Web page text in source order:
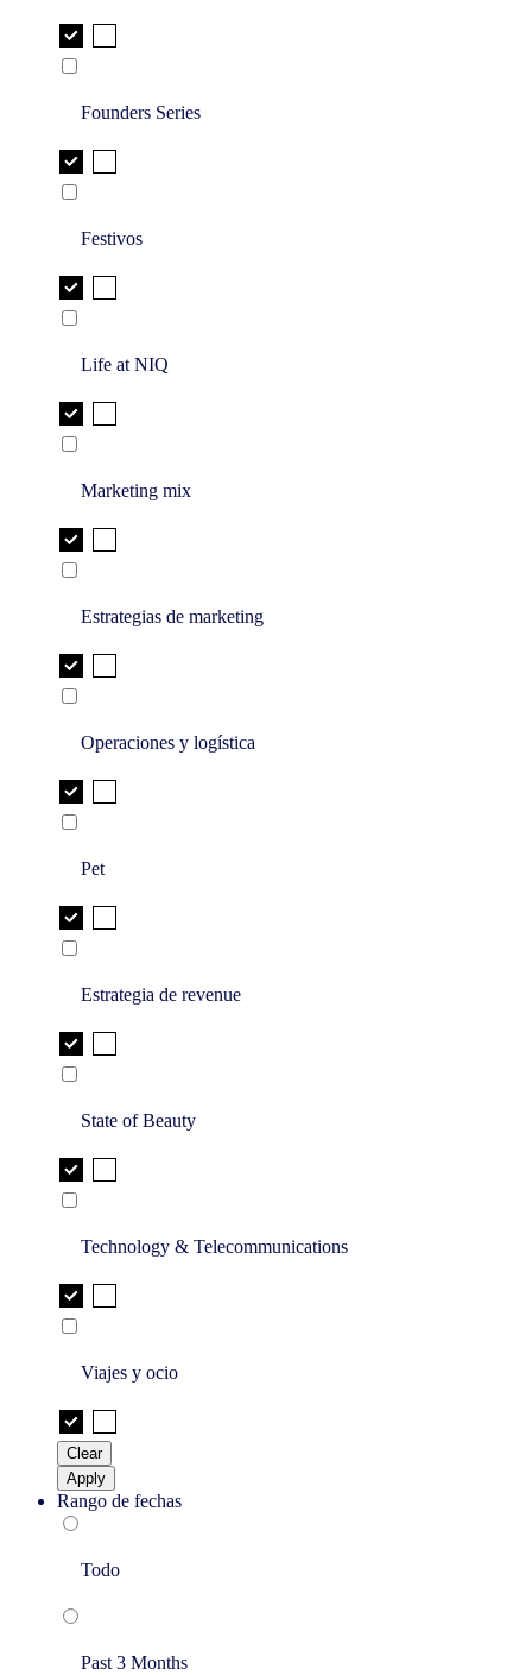
Founders Series
Festivos
Life at NIQ
Marketing mix
Estrategias de marketing
Operaciones y logística
Pet
Estrategia de revenue
State of Beauty
Technology & Telecommunications
Viajes y ocio
Clear
Apply
Rango de fechas
Todo
Past 3 Months